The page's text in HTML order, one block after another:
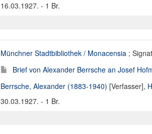
16.03.1927. - 1 Br.
Münchner Stadtbibliothek / Monacensia ;
Brief von Alexander Berrsche an Josef
Berrsche, Alexander (1883-1940) [Verfasser],
30.03.1927. - 1 Br.